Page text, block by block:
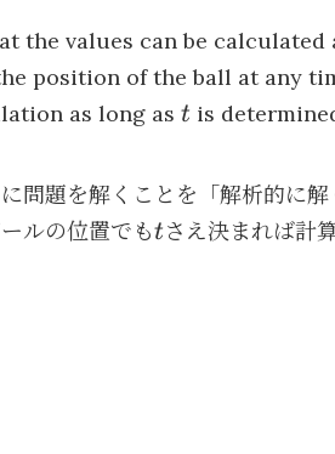
the values can be calculated
position of the ball at any
as long as t
t is
問題を解くことを「解析的に
ルの位置でもt
tさえ決まれば計